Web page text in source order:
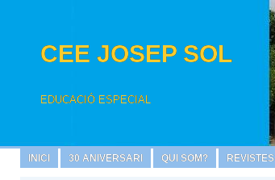
CEE JOSEP SOL
EDUCACIÓ ESPECIAL
INICI 30 ANIVERSARI QUI SOM? REVISTES